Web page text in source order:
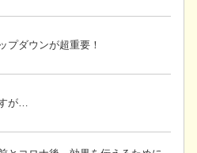
プダウンが超重要！
が…